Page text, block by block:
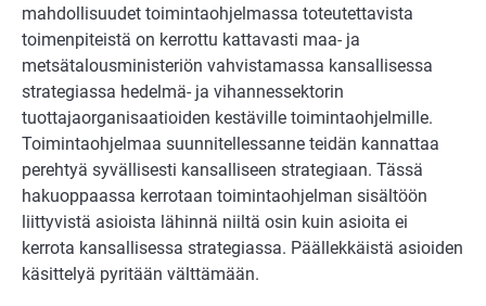
mahdollisuudet toimintaohjelmassa toteutettavista
toimenpiteistä on kerrottu kattavasti maa- ja
metsätalousministeriön vahvistamassa kansallisessa
strategiassa hedelmä- ja vihannessektorin
tuottajaorganisaatioiden kestäville toimintaohjelmille.
Toimintaohjelmaa suunnitellessanne teidän kannattaa
perehtyä syvällisesti kansalliseen strategiaan. Tässä
hakuoppaassa kerrotaan toimintaohjelman sisältöön
liittyvistä asioista lähinnä niiltä osin kuin asioita ei
kerrota kansallisessa strategiassa. Päällekkäistä asioiden
käsittelyä pyritään välttämään.